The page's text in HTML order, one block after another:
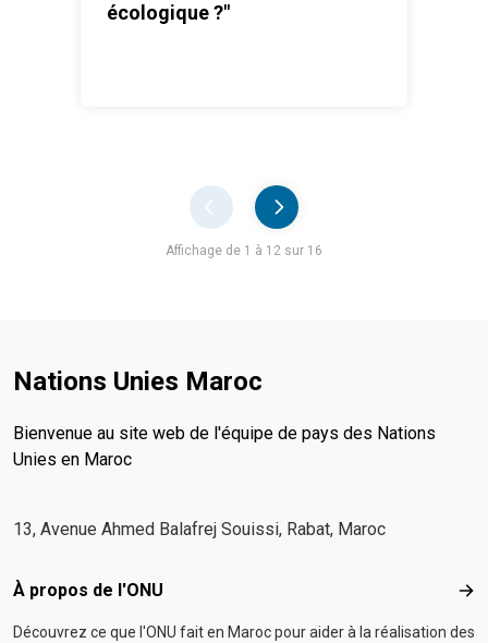
écologique ?"
Affichage de 1 à 12 sur 16
Nations Unies Maroc
Bienvenue au site web de l'équipe de pays des Nations
Unies en Maroc
13, Avenue Ahmed Balafrej Souissi, Rabat, Maroc
Footer menu
À propos de l'ONU À
Découvrez ce que l'ONU fait en Maroc pour aider à la réalisation des